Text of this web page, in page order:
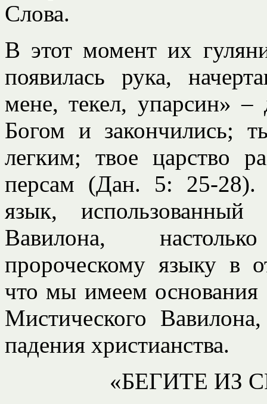
Слова.
В этот момент их
появилась рука,
мене, текел, упарсин» –
Богом и закончились;
легким; твое царство
персам (Дан. 5: 25-28).
язык,
Вавилона,
пророческому языку в
что мы имеем основания
Мистического
падения христианства.
«БЕГИТЕ ИЗ